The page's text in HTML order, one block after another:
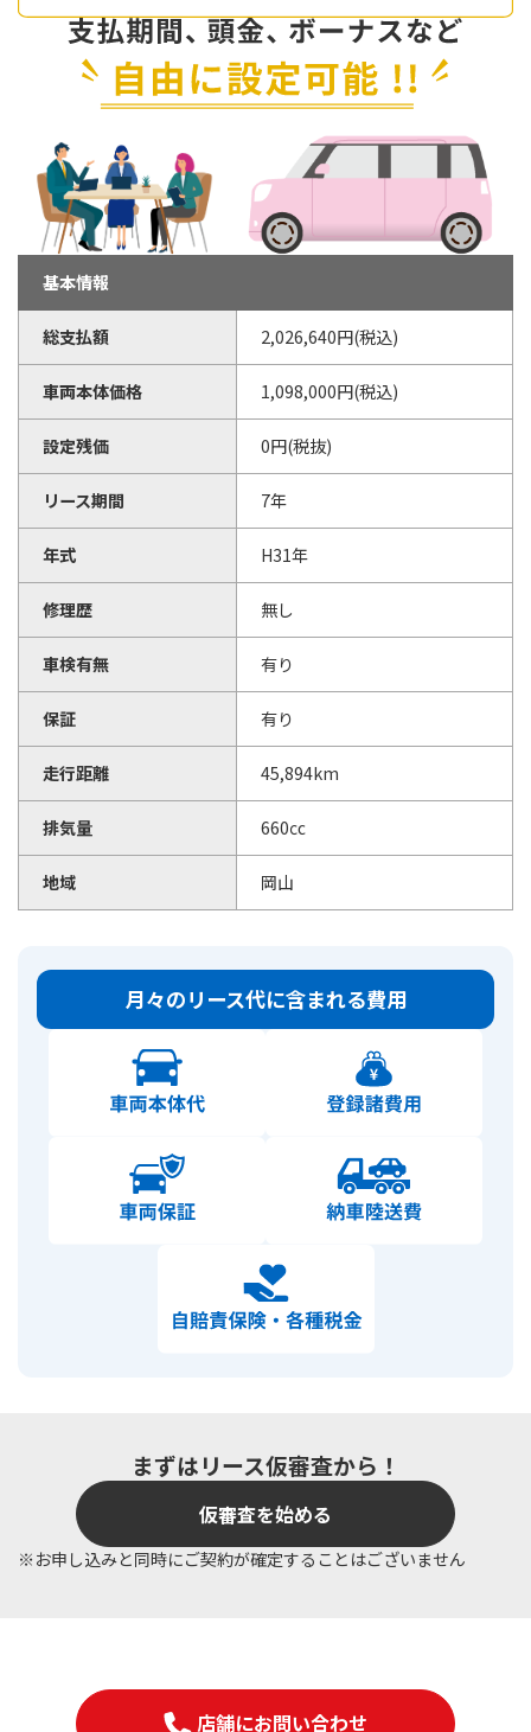
基本情報
総支払額 2,026,640円(税込)
車両本体価格 1,098,000円(税込)
設定残価 0円(税抜)
リース期間 7年
年式 H31年
修理歴 無し
車検有無 有り
保証 有り
走行距離 45,894km
排気量 660㏄
地域 岡山
月々のリース代に含まれる費用
まずはリース仮審査から！
仮審査を始める
※お申し込みと同時にご契約が確定することはございません
店舗にお問い合わせ